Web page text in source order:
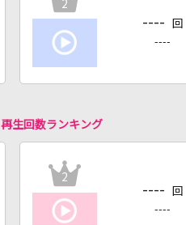
2
---- 回
----
再生回数ランキング
2
---- 回
----